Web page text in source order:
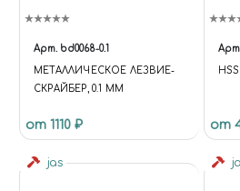
Арт. bd0068-0.1
МЕТАЛЛИЧЕСКОЕ ЛЕЗВИЕ-
СКРАЙБЕР, 0.1 ММ
от 1110 ₽ от
jas